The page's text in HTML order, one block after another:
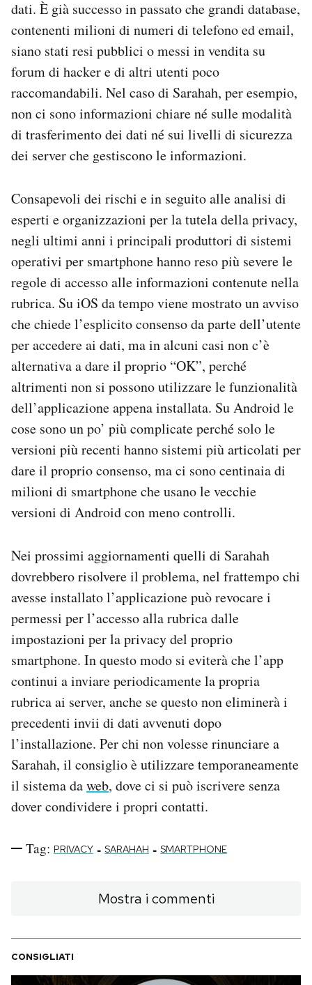
dati. È già successo in passato che grandi database,
contenenti milioni di numeri di telefono ed email,
siano stati resi pubblici o messi in vendita su
forum di hacker e di altri utenti poco
raccomandabili. Nel caso di Sarahah, per esempio,
non ci sono informazioni chiare né sulle modalità
di trasferimento dei dati né sui livelli di sicurezza
dei server che gestiscono le informazioni.
Consapevoli dei rischi e in seguito alle analisi di
esperti e organizzazioni per la tutela della privacy,
negli ultimi anni i principali produttori di sistemi
operativi per smartphone hanno reso più severe le
regole di accesso alle informazioni contenute nella
rubrica. Su iOS da tempo viene mostrato un avviso
che chiede l’esplicito consenso da parte dell’utente
per accedere ai dati, ma in alcuni casi non c’è
alternativa a dare il proprio “OK”, perché
altrimenti non si possono utilizzare le funzionalità
dell’applicazione appena installata. Su Android le
cose sono un po’ più complicate perché solo le
versioni più recenti hanno sistemi più articolati per
dare il proprio consenso, ma ci sono centinaia di
milioni di smartphone che usano le vecchie
versioni di Android con meno controlli.
Nei prossimi aggiornamenti quelli di Sarahah
dovrebbero risolvere il problema, nel frattempo chi
avesse installato l’applicazione può revocare i
permessi per l’accesso alla rubrica dalle
impostazioni per la privacy del proprio
smartphone. In questo modo si eviterà che l’app
continui a inviare periodicamente la propria
rubrica ai server, anche se questo non eliminerà i
precedenti invii di dati avvenuti dopo
l’installazione. Per chi non volesse rinunciare a
Sarahah, il consiglio è utilizzare temporaneamente
il sistema daweb, dove ci si può iscrivere senza
dover condividere i propri contatti.
Tag: PRIVACY - SARAHAH - SMARTPHONE
Mostra i commenti
CONSIGLIATI